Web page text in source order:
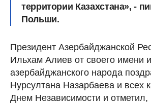
территории Казахстана», -
Польши.
Президент Азербайджанской
Ильхам Алиев от своего имени
азербайджанского народа
Нурсултана Назарбаева и всех
Днем Независимости и отметил,